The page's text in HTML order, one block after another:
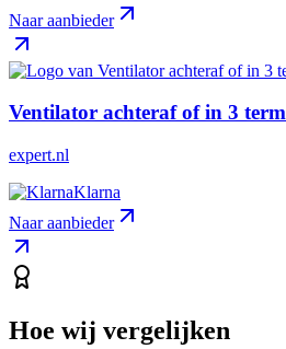
Naar aanbieder
Ventilator achteraf of in 3
expert.nl
Klarna
Naar aanbieder
Hoe wij vergelijken